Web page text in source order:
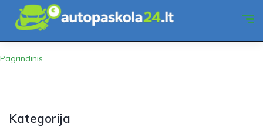
Pagrindinis
Kategorija